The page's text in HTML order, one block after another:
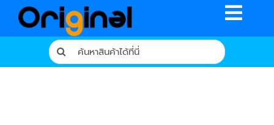
Toggle
Search
for: